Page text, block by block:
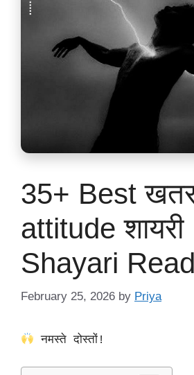
35+ Best
attitude शायरी
Shayari Read
February 25, 2026 by Priya
नमस्ते दोस्तों!